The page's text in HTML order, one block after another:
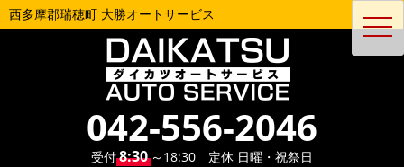
西多摩郡瑞穂町 大勝オートサービス
042-556-2046
受付8:30 ～18:30 定休 日曜・祝祭日